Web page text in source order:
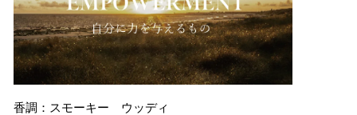
香調：スモーキー ウッディ